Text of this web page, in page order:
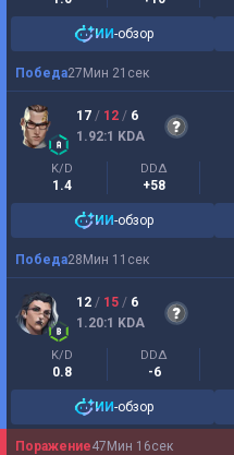
ИИ-обзор
Победа27Мин 21 сек
17 / 12 / 6
1.92:1 KDA
K/D
1.4
DDΔ
+58
ИИ-обзор
Победа28Мин 11 сек
12 / 15 / 6
1.20:1 KDA
K/D
0.8
DDΔ
-6
ИИ-обзор
Поражение47Мин 16сек